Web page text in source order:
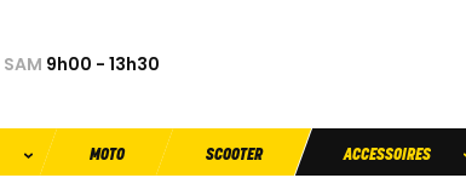
SAM 9h00 - 13h30
MOTO SCOOTER ACCESSOIRES